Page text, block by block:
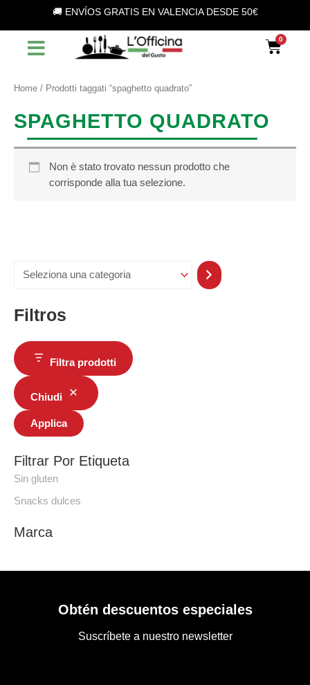
contenuto
🚚 ENVÍOS GRATIS EN VALENCIA DESDE 50€
l
o
u
a
Filtros
Filtra prodotti
Chiudi
Applica
Filtrar Por Etiqueta
Sin gluten
Snacks dulces
Marca
Home / Prodotti taggati “spaghetto quadrato”
SPAGHETTO QUADRATO
Non è stato trovato nessun prodotto che
corrisponde alla tua selezione.
Obtén descuentos especiales
Suscríbete a nuestro newsletter